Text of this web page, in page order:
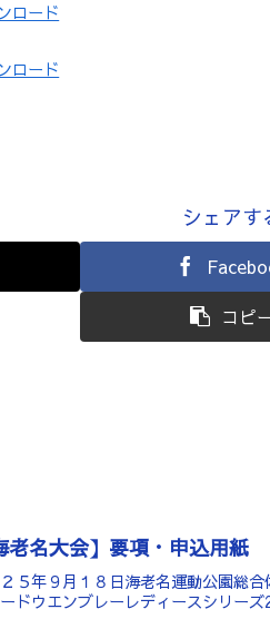
ロード
ロード
シェアす
コピ
老名大会】要項・申込用紙
５年９月１８日海老名運動公園総
ドウエンブレーレディースシリー